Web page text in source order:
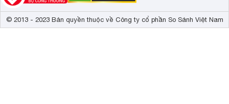
© 2013 - 2023 Bản quyền thuộc về Công ty cổ phần So Sánh Việt Nam